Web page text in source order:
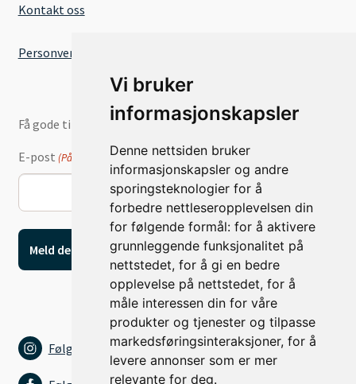
Vi bruker
informasjonskapsler
Denne nettsiden bruker
informasjonskapsler og andre
sporingsteknologier for å
forbedre nettleseropplevelsen din
for følgende formål: for å aktivere
grunnleggende funksjonalitet på
nettstedet, for å gi en bedre
opplevelse på nettstedet, for å
måle interessen din for våre
produkter og tjenester og tilpasse
markedsføringsinteraksjoner, for å
levere annonser som er mer
relevante for deg.
Kontakt oss
Personvernserklæring
Få gode tilbud og nyheter på e-post
E-post (Påkrevd)
Følg oss på Instagram